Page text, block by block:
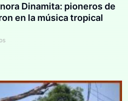
Dinamita: pioneros de
en la música tropical